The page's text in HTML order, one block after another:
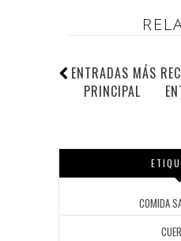
ENTRADAS MÁS
PRINCIPAL
COMIDA